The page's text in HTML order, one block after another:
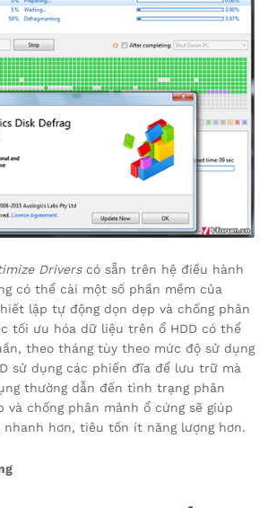
Driverscó sẵn trên hệ điều hành
có thể cài một số phần mềm của
lập tự động dọn dẹp và chống phân
tối ưu hóa dữ liệu trên ổ HDD có thể
theo tháng tùy theo mức độ sử dụng
sử dụng các phiến đĩa để lưu trữ mà
thường dẫn đến tình trạng phân
và chống phân mảnh ổ cứng sẽ giúp
hơn, tiêu tốn ít năng lượng hơn.